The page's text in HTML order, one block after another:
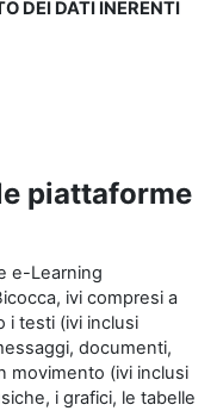
DEI DATI INERENTI
piattaforme
e-Learning
ivi compresi a
i testi (ivi inclusi
documenti,
movimento (ivi inclusi
i grafici, le tabelle